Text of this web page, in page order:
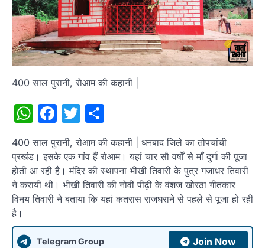
400 साल पुरानी, रोआम की कहानी |
WhatsApp
Facebook
Twitter
400 साल पुरानी, रोआम की कहानी | धनबाद जिले का तोपचांची
प्रखंड। इसके एक गांव हैं रोआम। यहां चार सौ वर्षों से माँ दुर्गा की पूजा
होती आ रही है। मंदिर की स्थापना भीखी तिवारी के पुत्र गजाधर तिवारी
ने करायी थी। भीखी तिवारी की नोवीं पीढ़ी के वंशज खोरठा गीतकार
विनय तिवारी ने बताया कि यहां कतरास राजघराने से पहले से पूजा हो रही
है।
Telegram Group Join Now